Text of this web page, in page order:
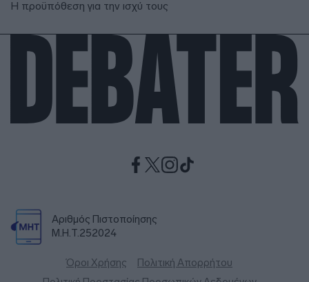
Η προϋπόθεση για την ισχύ τους
Αριθμός Πιστοποίησης
Μ.Η.Τ.252024
Όροι Χρήσης
Πολιτική Απορρήτου